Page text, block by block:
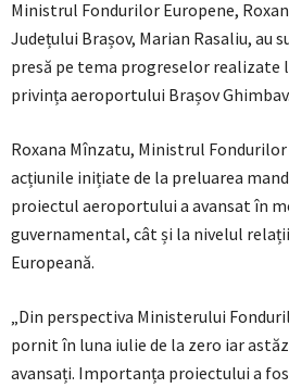
Ministrul Fondurilor Europene,
Județului Brașov, Marian Rasaliu, au
presă pe tema progreselor realizate
privința aeroportului Brașov Ghimbav.
Roxana Mînzatu, Ministrul
acțiunile inițiate de la preluarea
proiectul aeroportului a avansat în
guvernamental, cât și la nivelul
Europeană.
„Din perspectiva Ministerului
pornit în luna iulie de la zero iar
avansați. Importanța proiectului a